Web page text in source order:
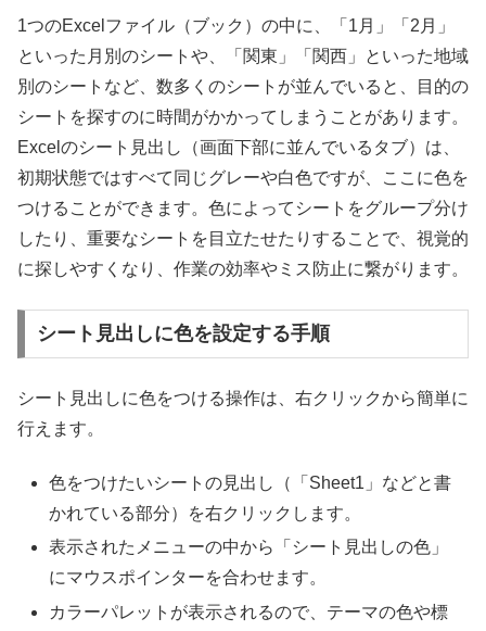
1つのExcelファイル（ブック）の中に、「1月」「2月」
といった月別のシートや、「関東」「関西」といった地域
別のシートなど、数多くのシートが並んでいると、目的の
シートを探すのに時間がかかってしまうことがあります。
Excelのシート見出し（画面下部に並んでいるタブ）は、
初期状態ではすべて同じグレーや白色ですが、ここに色を
つけることができます。色によってシートをグループ分け
したり、重要なシートを目立たせたりすることで、視覚的
に探しやすくなり、作業の効率やミス防止に繋がります。
シート見出しに色を設定する手順
シート見出しに色をつける操作は、右クリックから簡単に
行えます。
色をつけたいシートの見出し（「Sheet1」などと書
かれている部分）を右クリックします。
表示されたメニューの中から「シート見出しの色」
にマウスポインターを合わせます。
カラーパレットが表示されるので、テーマの色や標